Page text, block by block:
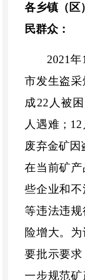
各乡镇（区
民群众：
2021
市发生盗
成22人被
人遇难；
废弃金矿因
在当前矿
些企业和
等违法违
险增大。
要批示要
一步规范矿